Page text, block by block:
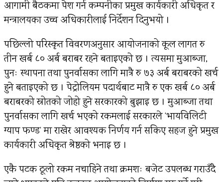
आगामी बैठकमा पेश गर्न कम्पनीका प्रमुख कार्यकारी अधिकृत र
मन्त्रालयका उच्च अधिकारीलाई निर्देशन दिनुभयो ।
पछिल्लो परिस्कृत विवरणअनुसार आयोजनाको कूल लागत रु
तीन खर्ब ८० अर्ब बराबर रहने बताइएको छ । त्यसमा मुआब्जा,
पुनः स्थापना तथा पुनर्वासका लागि मात्रै रु ७३ अर्ब बराबरको खर्च
हुने बताइएको छ । पेट्रोलियम पदार्थबाट मात्रै रु एक खर्ब ८० अर्ब
बराबरको स्रोतको जोहो हुने सरकारको बुझाइ छ । मुआब्जा तथा
पुनर्वासका लागि खर्च भएको रकमलाई सरकारले ‘भायविलिटी
ग्याप फण्ड’ मा राखेर आवश्यक निर्णय गर्न सकिए सहज हुने प्रमुख
कार्यकारी अधिकृत श्रेष्ठको भनाइ छ ।
एकै पटक ठूलो रकम नचाहिने तथा क्रमशः बजेट उपलब्ध गराउँदै